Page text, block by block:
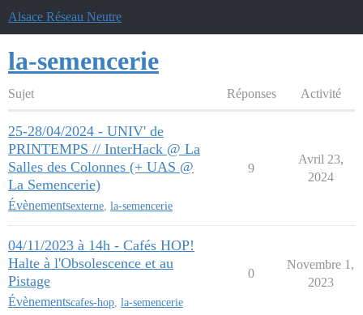
Alsace Réseau Neutre
la-semencerie
Sujet Réponses Activité
25-28/04/2024 - UNIV' de
PRINTEMPS // InterHack @ La
Salles des Colonnes (+ UAS @
La Semencerie)
Évènementsexterne la-semencerie
9
Avril 23,
2024
04/11/2023 à 14h - Cafés HOP!
Halte à l'Obsolescence et au
Pistage
Évènementscafes-hop la-semencerie
0
Novembre 1,
2023